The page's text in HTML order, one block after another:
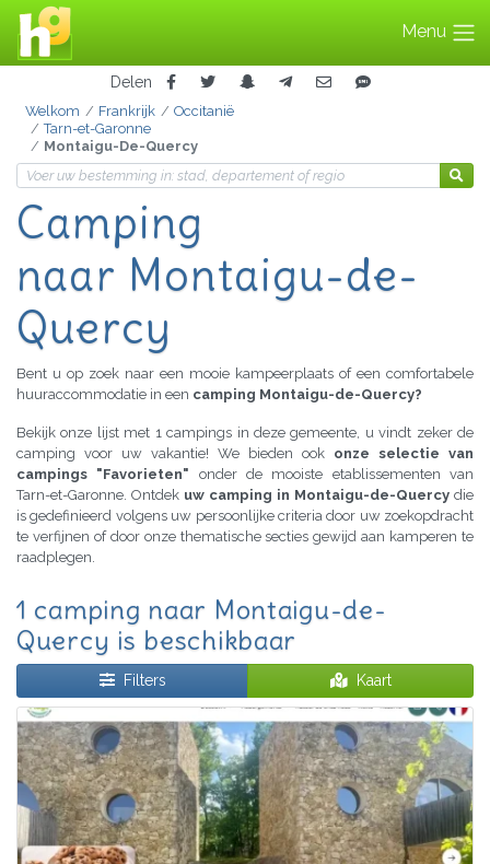
Menu
Delen
Welkom Frankrijk
Occitanië
Tarn-et-Garonne
Montaigu-De-Quercy
Camping
naar Montaigu-de-
Quercy
Bent u op zoek naar een mooie kampeerplaats of een comfortabele
huuraccommodatie in een camping Montaigu-de-Quercy?
Bekijk onze lijst met 1 campings in deze gemeente, u vindt zeker de
camping voor uw vakantie! We bieden ook onze selectie van
campings "Favorieten" onder de mooiste etablissementen van
Tarn-et-Garonne. Ontdek uw camping in Montaigu-de-Quercy die
is gedefinieerd volgens uw persoonlijke criteria door uw zoekopdracht
te verfijnen of door onze thematische secties gewijd aan kamperen te
raadplegen.
1 camping naar Montaigu-de-
Quercy is beschikbaar
Filters Kaart